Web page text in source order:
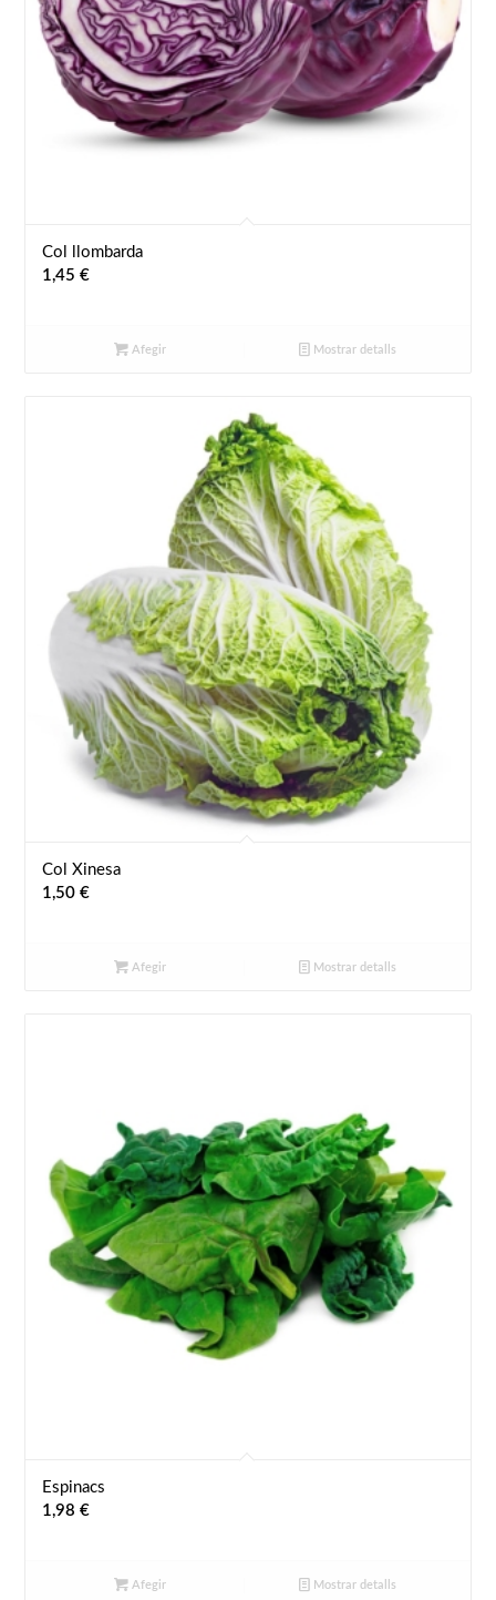
Col llombarda
1,45€
Afegir Mostrar detalls
Col Xinesa
1,50€
Afegir Mostrar detalls
Espinacs
1,98€
Afegir Mostrar detalls